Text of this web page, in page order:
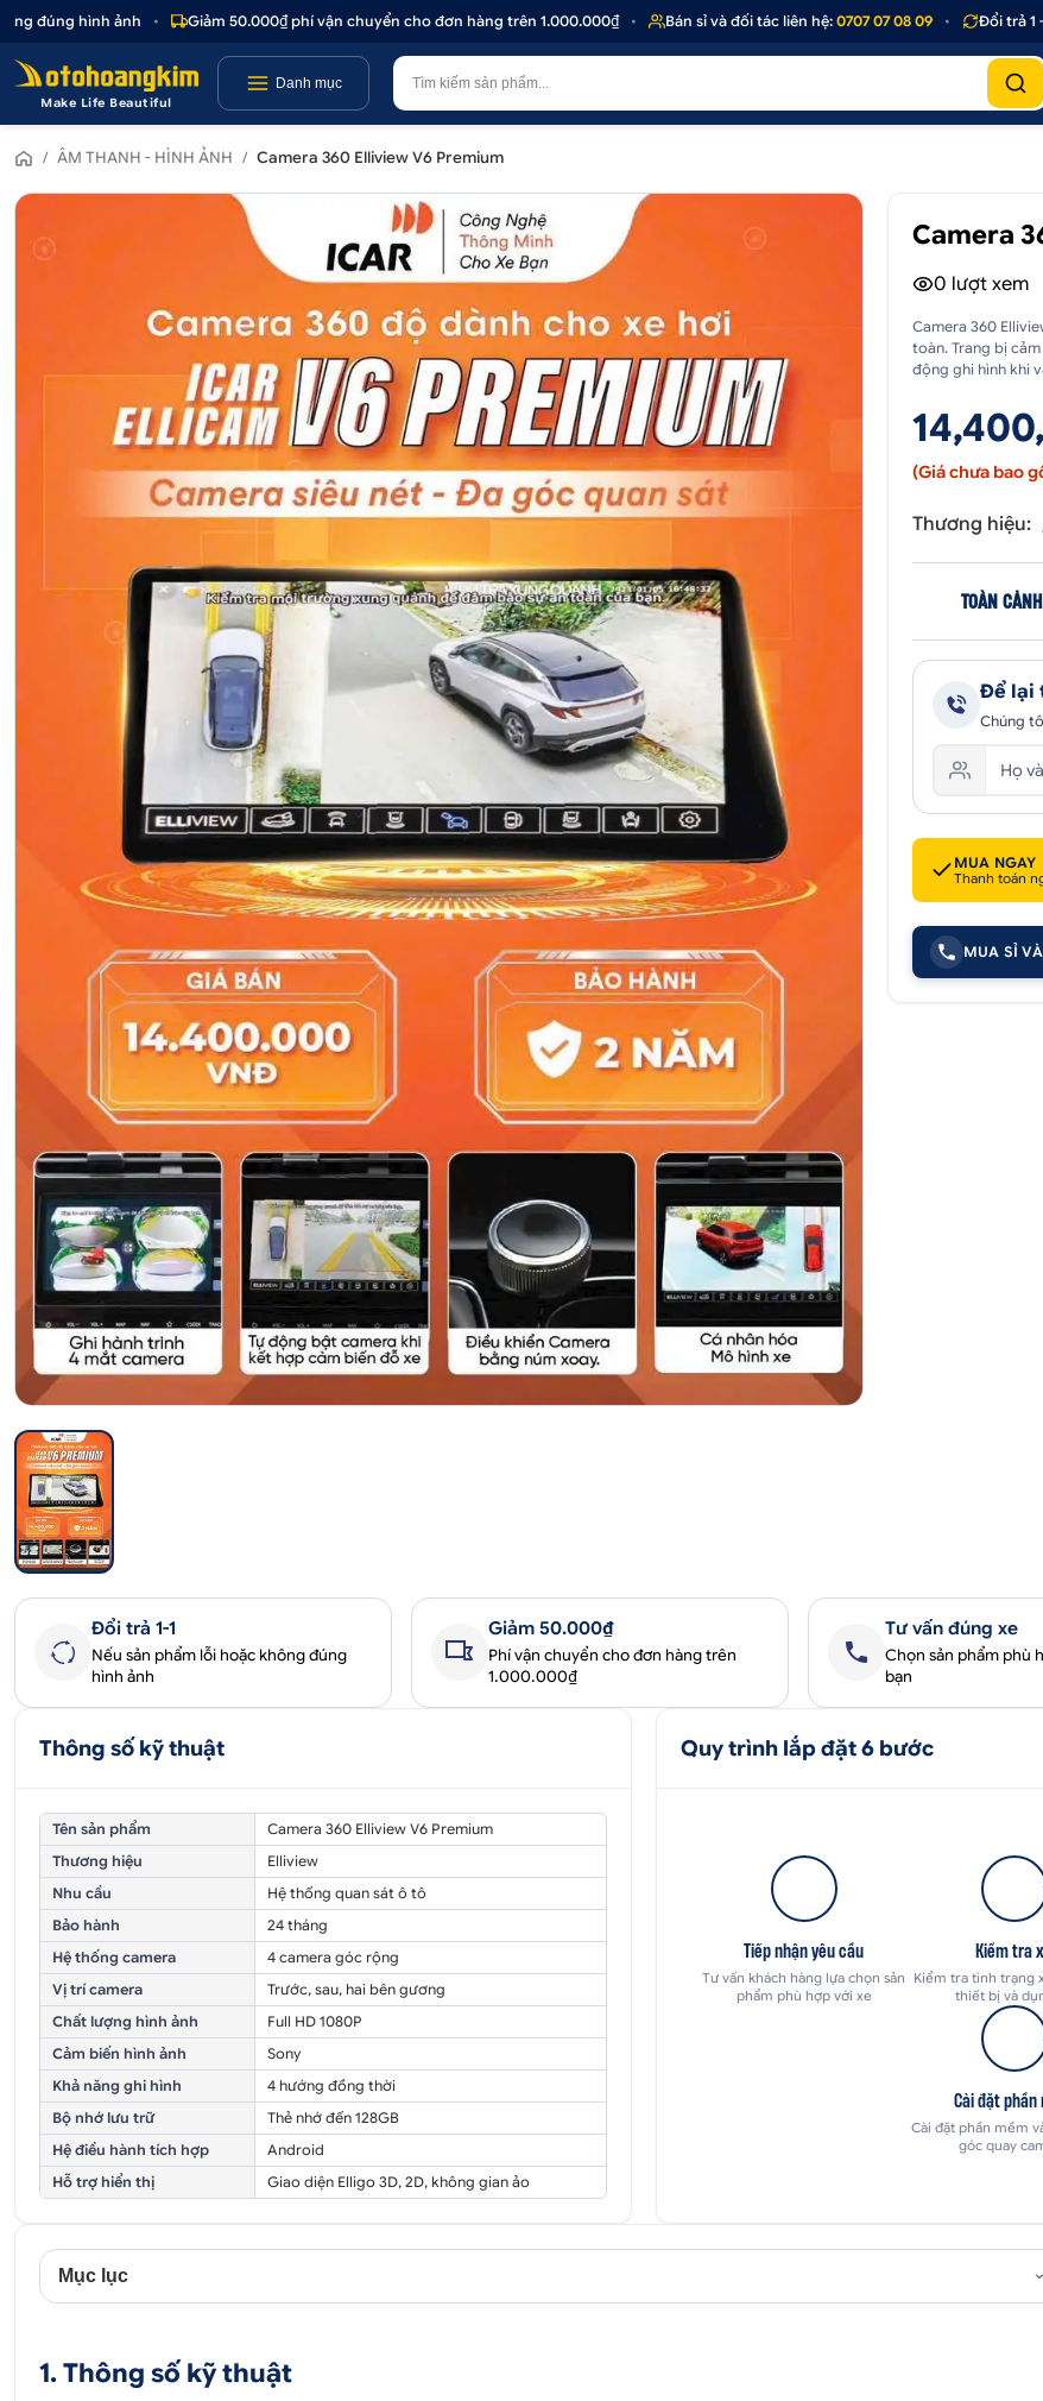
đúng hình ảnh • Giảm 50.000₫ phí vận chuyển cho đơn hàng trên 1.000.000₫ • Bán sỉ và đối tác liên hệ:0707 07 08 09 • Đổi trả 1 - 1
Make Life Beautiful
Danh mục
/ ÂM THANH - HÌNH ẢNH / Camera 360 Elliview V6 Premium
Camera
0 lượt xem
Camera 360
toàn. Trang bị
động ghi hình khi
(Giá chưa bao
Thương hiệu:
TOÀN
Để lại
Chúng
MUA NGAY
Thanh toán
MUA SỈ
Đổi trả 1-1
Nếu sản phẩm lỗi hoặc không đúng
hình ảnh
Giảm 50.000₫
Phí vận chuyển cho đơn hàng trên
1.000.000₫
Tư vấn đúng xe
Chọn sản phẩm phù
bạn
Thông số kỹ thuật
Tên sản phẩm
Camera 360 Elliview V6 Premium
Thương hiệu
Elliview
Nhu cầu
Hệ thống quan sát ô tô
Bảo hành
24 tháng
Hệ thống camera
4 camera góc rộng
Vị trí camera
Trước, sau, hai bên gương
Chất lượng hình ảnh
Full HD 1080P
Cảm biến hình ảnh
Sony
Khả năng ghi hình
4 hướng đồng thời
Bộ nhớ lưu trữ
Thẻ nhớ đến 128GB
Hệ điều hành tích hợp
Android
Hỗ trợ hiển thị
Giao diện Elligo 3D, 2D, không gian ảo
Quy trình lắp đặt 6 bước
Tiếp nhận yêu cầu
Tư vấn khách hàng lựa chọn sản
phẩm phù hợp với xe
Kiểm tra
Kiểm tra tình trạng
thiết bị và
Cài đặt phần
Cài đặt phần mềm
góc quay
Mục lục
1. Thông số kỹ thuật